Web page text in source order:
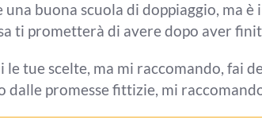
una buona scuola di doppiaggio, ma è
ti prometterà di avere dopo aver
le tue scelte, ma mi raccomando, fai
dalle promesse fittizie, mi